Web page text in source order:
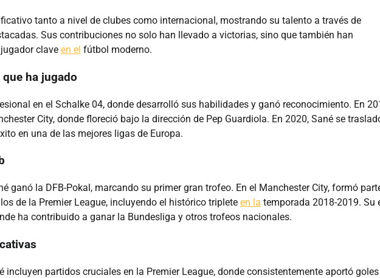
tanto a nivel de clubes como internacional, mostrando su talento a través de
Sus contribuciones no solo han llevado a victorias, sino que también han
clave en el fútbol moderno.
ha jugado
en el Schalke 04, donde desarrolló sus habilidades y ganó reconocimiento. En
City, donde floreció bajo la dirección de Pep Guardiola. En 2020, Sané se
en una de las mejores ligas de Europa.
ganó la DFB-Pokal, marcando su primer gran trofeo. En el Manchester City, formó
de la Premier League, incluyendo el histórico triplete en la temporada 2018-2019. Su
ha contribuido a ganar la Bundesliga y otros trofeos nacionales.
incluyen partidos cruciales en la Premier League, donde consistentemente aportó